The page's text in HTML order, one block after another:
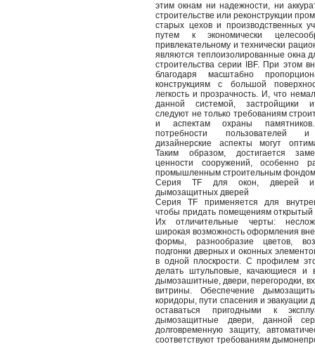
этим окнам ни надежности, ни
строительстве или реконструкции
старых цехов и производственных
путем к экономически
привлекательному и технически
являются теплоизолированные окна
строительства серии IBF. При этом
благодаря масштабно
конструкциям с большой
легкость и прозрачность. И, что
данной системой, застройщики и
следуют не только требованиям
и аспектам охраны памятников.
потребности пользователей и
дизайнерские аспекты могут
Таким образом, достигается
ценности сооружений, особенно
промышленным строительным
Серия TF для окон, дверей и
дымозащитных дверей
Серия TF применяется для
чтобы придать помещениям
Их отличительные черты:
широкая возможность оформления
формы, разнообразие цветов,
подгонки дверных и оконных
в одной плоскрости. С профилем
делать штульповые, качающиеся и
дымозашитные, двери, перегородки,
витрины. Обеспечение
коридоры, пути спасения и
оставаться пригодными к
дымозащитные двери, данной
долговременную защиту,
соответствуют требованиям